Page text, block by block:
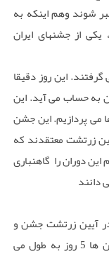
شوند وهم اینکه به
از جشنهای ایران
این روز دقیقا
به حساب می آید. این
می پردازیم. این جشن
زرتشت معتقدند که
نام این دوران را گاهنباری
دانند
آیین زرتشت جشن و
سرور بر پا می شود. معمولا هر کدام از این جشن ها 5 روز به طول می